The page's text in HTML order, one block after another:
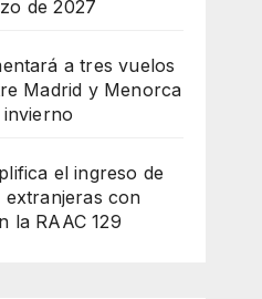
de 2027
a tres vuelos
Madrid y Menorca
el ingreso de
extranjeras con
la RAAC 129